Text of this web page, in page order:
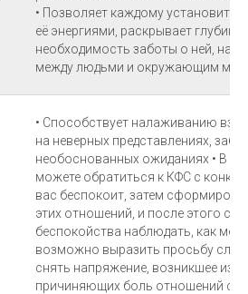
• Позволяет каждому установить
её энергиями, раскрывает
необходимость заботы о ней,
между людьми и окружающим
• Способствует налаживанию
на неверных представлениях,
необоснованных ожиданиях • В
можете обратиться к КФС с
вас беспокоит, затем
этих отношений, и после этого
беспокойства наблюдать, как
возможно выразить просьбу
снять напряжение, возникшее из-
причиняющих боль отношений с